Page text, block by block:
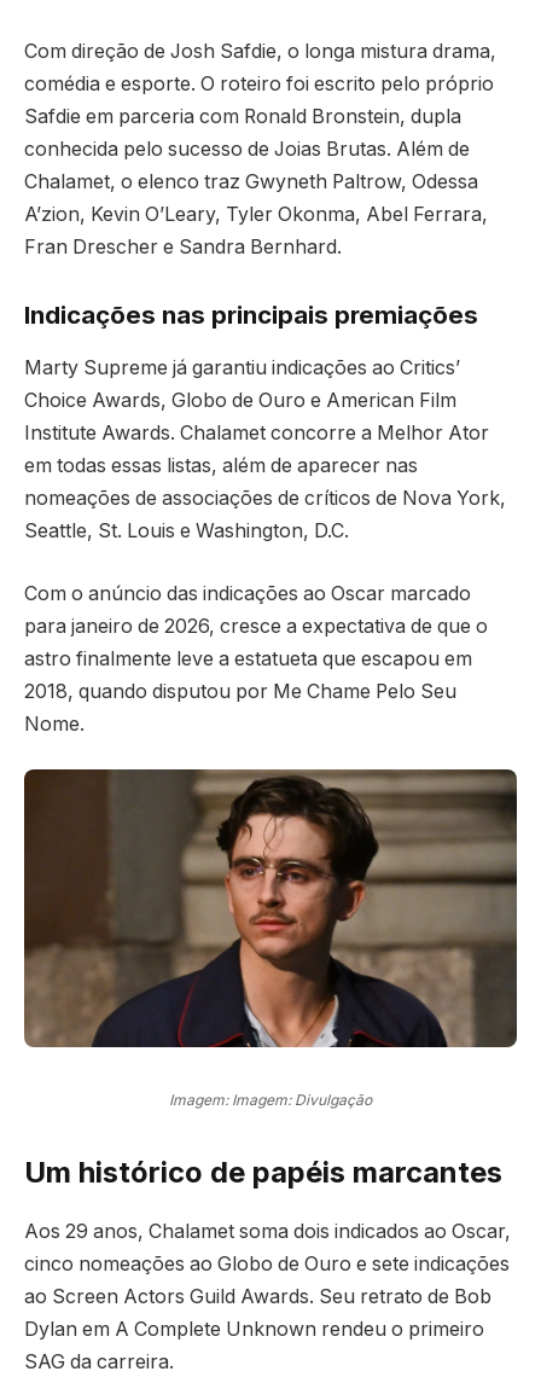
Com direção de Josh Safdie, o longa mistura drama,
comédia e esporte. O roteiro foi escrito pelo próprio
Safdie em parceria com Ronald Bronstein, dupla
conhecida pelo sucesso de Joias Brutas. Além de
Chalamet, o elenco traz Gwyneth Paltrow, Odessa
A’zion, Kevin O’Leary, Tyler Okonma, Abel Ferrara,
Fran Drescher e Sandra Bernhard.
Indicações nas principais premiações
Marty Supreme já garantiu indicações ao Critics’
Choice Awards, Globo de Ouro e American Film
Institute Awards. Chalamet concorre a Melhor Ator
em todas essas listas, além de aparecer nas
nomeações de associações de críticos de Nova York,
Seattle, St. Louis e Washington, D.C.
Com o anúncio das indicações ao Oscar marcado
para janeiro de 2026, cresce a expectativa de que o
astro finalmente leve a estatueta que escapou em
2018, quando disputou por Me Chame Pelo Seu
Nome.
Imagem: Imagem: Divulgação
Um histórico de papéis marcantes
Aos 29 anos, Chalamet soma dois indicados ao Oscar,
cinco nomeações ao Globo de Ouro e sete indicações
ao Screen Actors Guild Awards. Seu retrato de Bob
Dylan em A Complete Unknown rendeu o primeiro
SAG da carreira.